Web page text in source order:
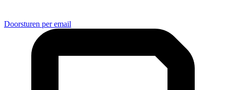
Doorsturen per email